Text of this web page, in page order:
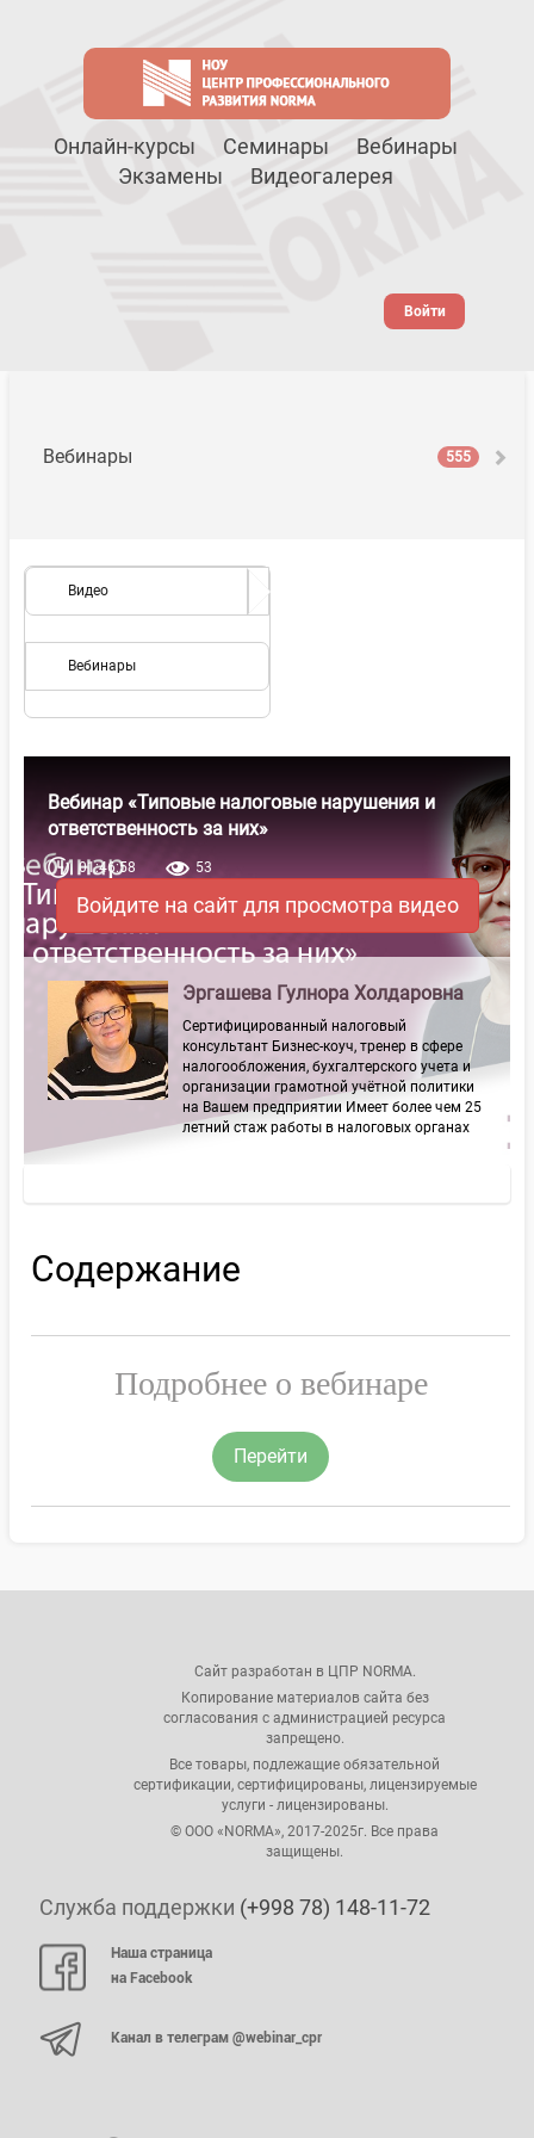
Онлайн-курсы Семинары
Вебинары
Экзамены
Видеогалерея
Войти
Вебинары 555
Видео
Вебинары
Вебинар «Типовые налоговые нарушения и
ответственность за них»
01:46:58 53
Войдите на сайт для просмотра видео
Эргашева Гулнора Холдаровна
Сертифицированный налоговый
консультант Бизнес-коуч, тренер в сфере
налогообложения, бухгалтерского учета и
организации грамотной учётной политики
на Вашем предприятии Имеет более чем 25
летний стаж работы в налоговых органах
Содержание
Подробнее о вебинаре
Перейти
Сайт разработан в ЦПР NORMA.
Копирование материалов сайта без
согласования с администрацией ресурса
запрещено.
Все товары, подлежащие обязательной
сертификации, сертифицированы, лицензируемые
услуги - лицензированы.
© ООО «NORMA», 2017-2025г. Все права
защищены.
Служба поддержки (+998 78) 148-11-72
Наша страница
на Facebook
Канал в телеграм @webinar_cpr